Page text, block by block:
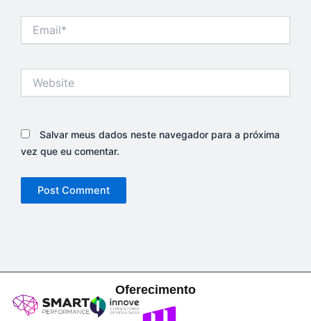
Salvar meus dados neste navegador para a próxima
vez que eu comentar.
Oferecimento